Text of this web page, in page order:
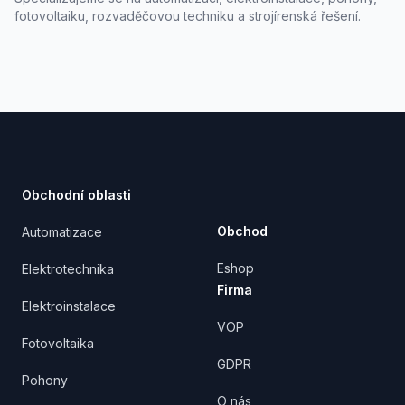
fotovoltaiku, rozvaděčovou techniku a strojírenská řešení.
Obchodní oblasti
Automatizace
Elektrotechnika
Elektroinstalace
Fotovoltaika
Pohony
Obchod
Eshop
Firma
VOP
GDPR
O nás